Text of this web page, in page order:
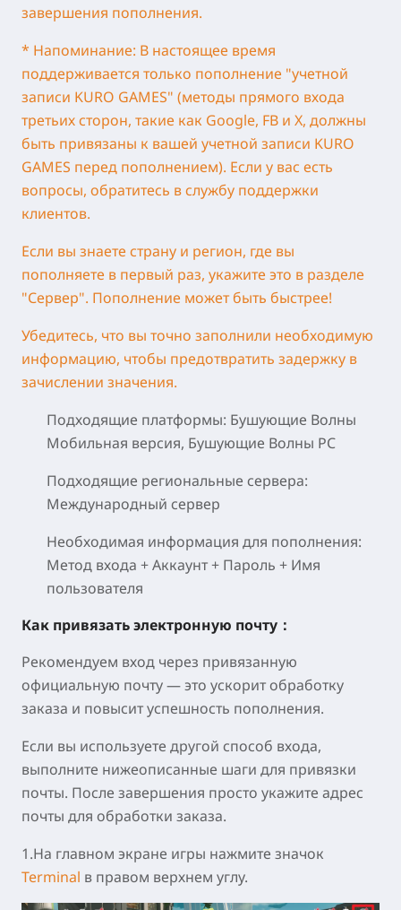
завершения пополнения.
* Напоминание: В настоящее время
поддерживается только пополнение "учетной
записи KURO GAMES" (методы прямого входа
третьих сторон, такие как Google, FB и X, должны
быть привязаны к вашей учетной записи KURO
GAMES перед пополнением). Если у вас есть
вопросы, обратитесь в службу поддержки
клиентов.
Если вы знаете страну и регион, где вы
пополняете в первый раз, укажите это в разделе
"Сервер". Пополнение может быть быстрее!
Убедитесь, что вы точно заполнили необходимую
информацию, чтобы предотвратить задержку в
зачислении значения.
Подходящие платформы: Бушующие Волны
Мобильная версия, Бушующие Волны PC
Подходящие региональные сервера:
Международный сервер
Необходимая информация для пополнения:
Метод входа + Аккаунт + Пароль + Имя
пользователя
Как привязать электронную почту：
Рекомендуем вход через привязанную
официальную почту — это ускорит обработку
заказа и повысит успешность пополнения.
Если вы используете другой способ входа,
выполните нижеописанные шаги для привязки
почты. После завершения просто укажите адрес
почты для обработки заказа.
1.На главном экране игры нажмите значок
Terminal в правом верхнем углу.